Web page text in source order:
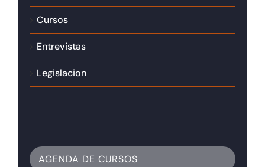
Cursos
Entrevistas
Legislacion
AGENDA DE CURSOS